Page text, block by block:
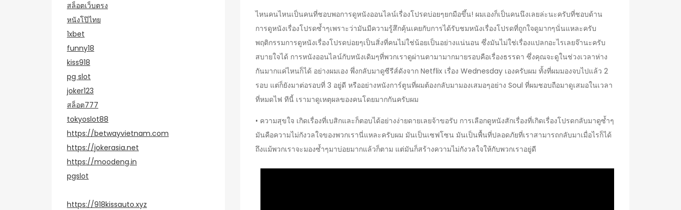
ไหนคนไหนเป็นคนที่ชอบพอการดูหนังออนไลน์เรื่องโปรดบ่อยๆยกมือขึ้น! ผมเองก็เป็นคนนึงเลยล่ะนะครับที่ชอบด้าน
การดูหนังเรื่องโปรดซ้ำๆเพราะว่ามันมีความรู้สึกคุ้นเคยกับการได้รับชมหนังเรื่องโปรดที่ถูกใจดูมากๆนั่นแหละครับ
พฤติกรรมการดูหนังเรื่องโปรดบ่อยๆเป็นสิ่งที่คนไม่ใช่น้อยเป็นอย่างแน่นอน ซึ่งมันไม่ใช่เรื่องแปลกอะไรเลยจ๊านะครับ
สบายใจได้ การหนังออนไลน์กับหนังเดิมๆที่พวกเราดูผ่านตามามากมายรอบคือเรื่องธรรดา ซึ่งคุณจะดูในช่วงเวลาห่าง
กันมากแค่ไหนก็ได้ อย่างผมเอง พึ่งกลับมาดูซีรีส์ดังจาก Netflix เรื่อง Wednesday เองครับผม ทั้งที่ผมมองจบไปแล้ว 2
รอบ แต่ก็ยังมาต่อรอบที่ 3 อยู่ดี หรืออย่างหนังการ์ตูนที่ผมต้องกลับมามองเสมอๆอย่าง Soul ที่ผมชอบถือมาดูเสมอในเวลา
ที่หมดไฟ ทีนี้ เรามาดูเหตุผลของคนโดยมากกันครับผม
• ความสุขใจ เกิดเรื่องที่เบสิกและก็ตอบได้อย่างง่ายดายเลยจ้าขอรับ การเลือกดูหนังสักเรื่องที่เกิดเรื่องโปรดกลับมาดูซ้ำๆ
มันคือความไม่กังวลใจของพวกเรานี่แหละครับผม มันเป็นเซฟโซน มันเป็นพื้นที่ปลอดภัยที่เราสามารถกลับมาเมื่อไรก็ได้
ถึงแม้พวกเราจะมองซ้ำๆมาบ่อยมากแล้วก็ตาม แต่มันก็สร้างความไม่กังวลใจให้กับพวกเราอยู่ดี
สล็อตเว็บตรง
หนังโป๊ไทย
1xbet
funny18
kiss918
pg slot
joker123
สล็อต777
tokyoslot88
https://betwayvietnam.com
https://jokerasia.net
https://moodeng.in
pgslot
https://918kissauto.xyz